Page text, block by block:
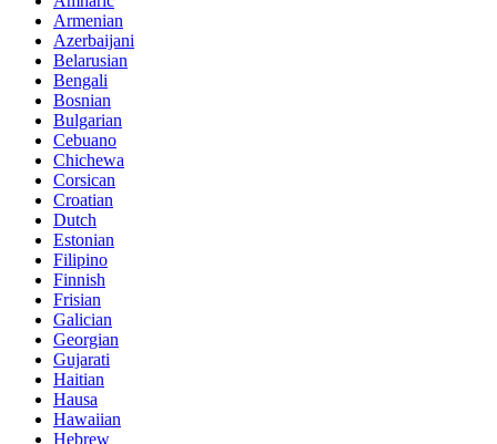
Armenian
Azerbaijani
Belarusian
Bengali
Bosnian
Bulgarian
Cebuano
Chichewa
Corsican
Croatian
Dutch
Estonian
Filipino
Finnish
Frisian
Galician
Georgian
Gujarati
Haitian
Hausa
Hawaiian
Hebrew